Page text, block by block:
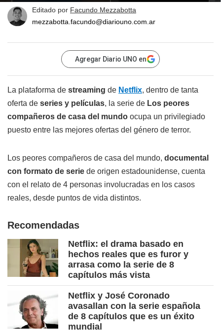
Editado por Facundo Mezzabotta
mezzabotta.facundo@diariouno.com.ar
Agregar Diario UNO en
La plataforma de streaming de Netflix, dentro de tanta
oferta de series y películas, la serie de Los peores
compañeros de casa del mundo ocupa un privilegiado
puesto entre las mejores ofertas del género de terror.
Los peores compañeros de casa del mundo, documental
con formato de serie de origen estadounidense, cuenta
con el relato de 4 personas involucradas en los casos
reales, desde puntos de vida distintos.
Recomendadas
Netflix: el drama basado en
hechos reales que es furor y
arrasa como la serie de 8
capítulos más vista
Netflix y José Coronado
avasallan con la serie española
de 8 capítulos que es un éxito
mundial